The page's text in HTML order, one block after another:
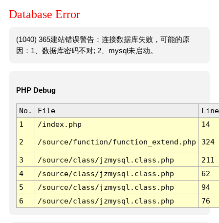
Database Error
(1040) 365建站错误警告：连接数据库失败，可能的原
因：1、数据库密码不对; 2、mysql未启动。
PHP Debug
No. File
Line
1
/index.php 14
2 /source/function/function_extend.php 324
3 /source/class/jzmysql.class.php
211
4
/source/class/jzmysql.class.php
62
5
/source/class/jzmysql.class.php
94
6
/source/class/jzmysql.class.php 76